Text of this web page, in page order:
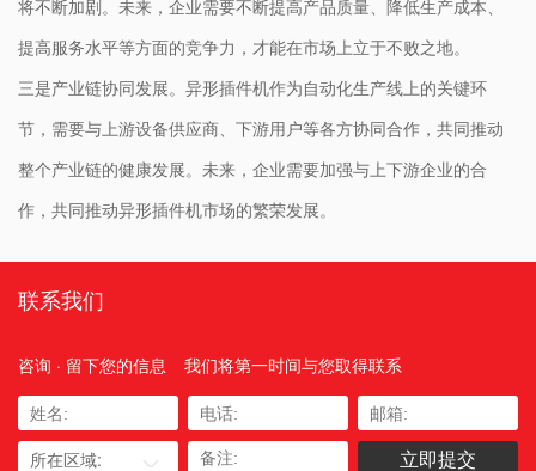
将不断加剧。未来，企业需要不断提高产品质量、降低生产成本、
提高服务水平等方面的竞争力，才能在市场上立于不败之地。
三是产业链协同发展。异形插件机作为自动化生产线上的关键环
节，需要与上游设备供应商、下游用户等各方协同合作，共同推动
整个产业链的健康发展。未来，企业需要加强与上下游企业的合
作，共同推动异形插件机市场的繁荣发展。
联系我们
咨询 · 留下您的信息 我们将第一时间与您取得联系
所在区域: